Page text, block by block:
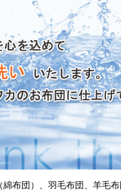
布団）、羽毛布団、羊毛